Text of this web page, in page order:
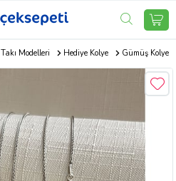
Takı Modelleri Hediye Kolye Gümüş Kolye